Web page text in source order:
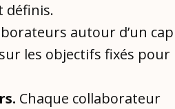
définis.
autour d’un cap
les objectifs fixés pour
Chaque collaborateur